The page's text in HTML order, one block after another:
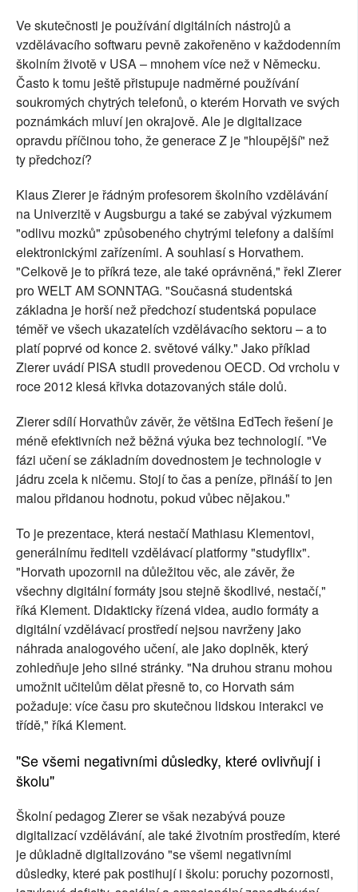
Ve skutečnosti je používání digitálních nástrojů a
vzdělávacího softwaru pevně zakořeněno v každodenním
školním životě v USA – mnohem více než v Německu.
Často k tomu ještě přistupuje nadměrné používání
soukromých chytrých telefonů, o kterém Horvath ve svých
poznámkách mluví jen okrajově. Ale je digitalizace
opravdu příčinou toho, že generace Z je "hloupější" než
ty předchozí?
Klaus Zierer je řádným profesorem školního vzdělávání
na Univerzitě v Augsburgu a také se zabýval výzkumem
"odlivu mozků" způsobeného chytrými telefony a dalšími
elektronickými zařízeními. A souhlasí s Horvathem.
"Celkově je to příkrá teze, ale také oprávněná," řekl Zierer
pro WELT AM SONNTAG. "Současná studentská
základna je horší než předchozí studentská populace
téměř ve všech ukazatelích vzdělávacího sektoru – a to
platí poprvé od konce 2. světové války." Jako příklad
Zierer uvádí PISA studii provedenou OECD. Od vrcholu v
roce 2012 klesá křivka dotazovaných stále dolů.
Zierer sdílí Horvathův závěr, že většina EdTech řešení je
méně efektivních než běžná výuka bez technologií. "Ve
fázi učení se základním dovednostem je technologie v
jádru zcela k ničemu. Stojí to čas a peníze, přináší to jen
malou přidanou hodnotu, pokud vůbec nějakou."
To je prezentace, která nestačí Mathiasu Klementovi,
generálnímu řediteli vzdělávací platformy "studyflix".
"Horvath upozornil na důležitou věc, ale závěr, že
všechny digitální formáty jsou stejně škodlivé, nestačí,"
říká Klement. Didakticky řízená videa, audio formáty a
digitální vzdělávací prostředí nejsou navrženy jako
náhrada analogového učení, ale jako doplněk, který
zohledňuje jeho silné stránky. "Na druhou stranu mohou
umožnit učitelům dělat přesně to, co Horvath sám
požaduje: více času pro skutečnou lidskou interakci ve
třídě," říká Klement.
"Se všemi negativními důsledky, které ovlivňují i
školu"
Školní pedagog Zierer se však nezabývá pouze
digitalizací vzdělávání, ale také životním prostředím, které
je důkladně digitalizováno "se všemi negativními
důsledky, které pak postihují i školu: poruchy pozornosti,